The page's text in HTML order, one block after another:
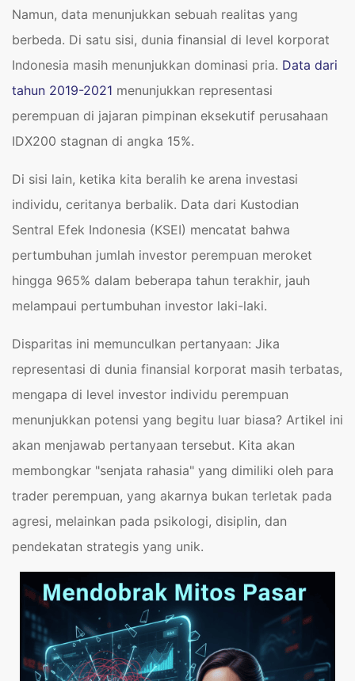
Namun, data menunjukkan sebuah realitas yang
berbeda. Di satu sisi, dunia finansial di level korporat
Indonesia masih menunjukkan dominasi pria. Data dari
tahun 2019-2021 menunjukkan representasi
perempuan di jajaran pimpinan eksekutif perusahaan
IDX200 stagnan di angka 15%.
Di sisi lain, ketika kita beralih ke arena investasi
individu, ceritanya berbalik. Data dari Kustodian
Sentral Efek Indonesia (KSEI) mencatat bahwa
pertumbuhan jumlah investor perempuan meroket
hingga 965% dalam beberapa tahun terakhir, jauh
melampaui pertumbuhan investor laki-laki.
Disparitas ini memunculkan pertanyaan: Jika
representasi di dunia finansial korporat masih terbatas,
mengapa di level investor individu perempuan
menunjukkan potensi yang begitu luar biasa? Artikel ini
akan menjawab pertanyaan tersebut. Kita akan
membongkar "senjata rahasia" yang dimiliki oleh para
trader perempuan, yang akarnya bukan terletak pada
agresi, melainkan pada psikologi, disiplin, dan
pendekatan strategis yang unik.